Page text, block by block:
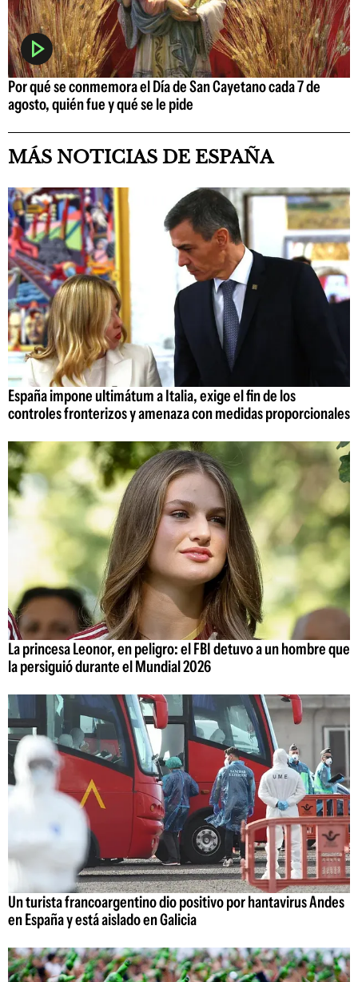
Por qué se conmemora el Día de San Cayetano cada 7 de
agosto, quién fue y qué se le pide
MÁS NOTICIAS DE ESPAÑA
España impone ultimátum a Italia, exige el fin de los
controles fronterizos y amenaza con medidas proporcionales
La princesa Leonor, en peligro: el FBI detuvo a un hombre que
la persiguió durante el Mundial 2026
Un turista francoargentino dio positivo por hantavirus Andes
en España y está aislado en Galicia